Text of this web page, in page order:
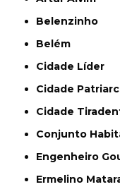
Belenzinho
Belém
Cidade Líder
Cidade
Cidade
Conjunto
Engenheiro
Ermelino